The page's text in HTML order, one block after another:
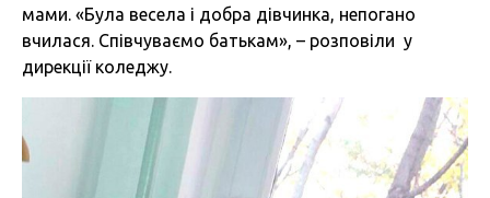
мами. «Була весела і добра дівчинка, непогано
вчилася. Співчуваємо батькам», – розповіли у
дирекції коледжу.